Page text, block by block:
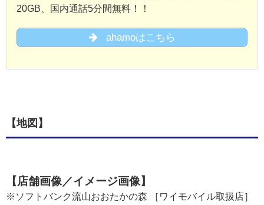
20GB、国内通話5分間無料！！
ahamoはこちら
【地図】
【店舗画像／イメージ画像】
※ソフトバンク流山おおたかの森 ［ワイモバイル取扱店］